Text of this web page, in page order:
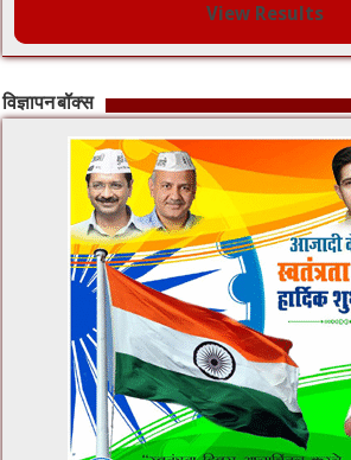
View Results
विज्ञापन बॉक्स